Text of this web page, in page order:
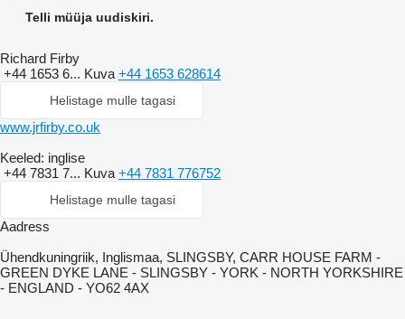
Telli müüja uudiskiri.
Richard Firby
+44 1653 6... Kuva +44 1653 628614
Helistage mulle tagasi
www.jrfirby.co.uk
Keeled: inglise
+44 7831 7... Kuva +44 7831 776752
Helistage mulle tagasi
Aadress
Ühendkuningriik, Inglismaa, SLINGSBY, CARR HOUSE FARM -
GREEN DYKE LANE - SLINGSBY - YORK - NORTH YORKSHIRE
- ENGLAND - YO62 4AX